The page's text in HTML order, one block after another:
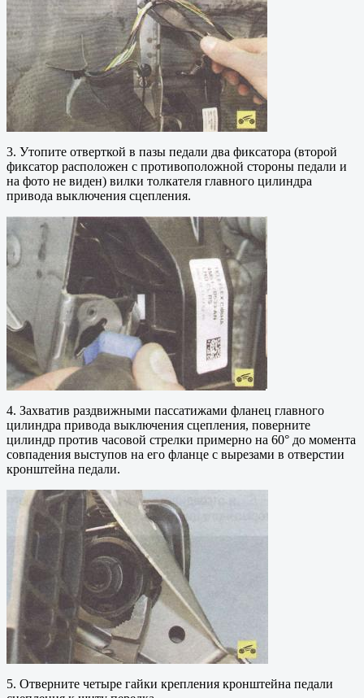
3. Утопите отверткой в пазы педали два фиксатора (второй
фиксатор расположен с противоположной стороны педали и
на фото не виден) вилки толкателя главного цилиндра
привода выключения сцепления.
4. Захватив раздвижными пассатижами фланец главного
цилиндра привода выключения сцепления, поверните
цилиндр против часовой стрелки примерно на 60° до момента
совпадения выступов на его фланце с вырезами в отверстии
кронштейна педали.
5. Отверните четыре гайки крепления кронштейна педали